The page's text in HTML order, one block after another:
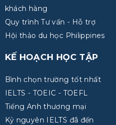
khách hàng
Quy trình Tư vấn - Hỗ trợ
Hội thảo du học Philippines
KẾ HOẠCH HỌC TẬP
Bình chọn trường tốt nhất
IELTS - TOEIC - TOEFL
Tiếng Anh thương mại
Kỷ nguyên IELTS đã đến